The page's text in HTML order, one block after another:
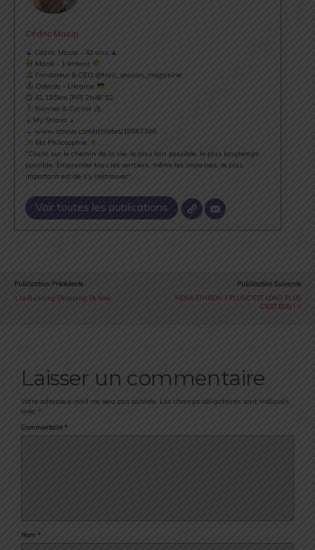
Cédric Masip
▲ Cédric Masip - 42 ans ▲
Marié - 1 enfant
Fondateur & CEO @trail_session_magazine
Odessa - Ukraine
⏱ 42.195km [RP] 2h46’52
Runner & Cyclist
⇣ My Strava ⇣
→ www.strava.com/athletes/18867396
Ma Philosophie
"Courir sur le chemin de la vie, le plus loin possible, le plus longtemps
possible. Emprunter tous les sentiers, même les impasses, le plus
important est de s’y (re)trouver".
Voir toutes les publications
Publication Précédente
Le Running Shopping De Noël
Publication Suivante
HOKA STINSON 3: PLUS C'EST LONG, PLUS
C'EST BON !
Laisser un commentaire
Votre adresse e-mail ne sera pas publiée. Les champs obligatoires sont indiqués
avec *
Commentaire *
Nom *